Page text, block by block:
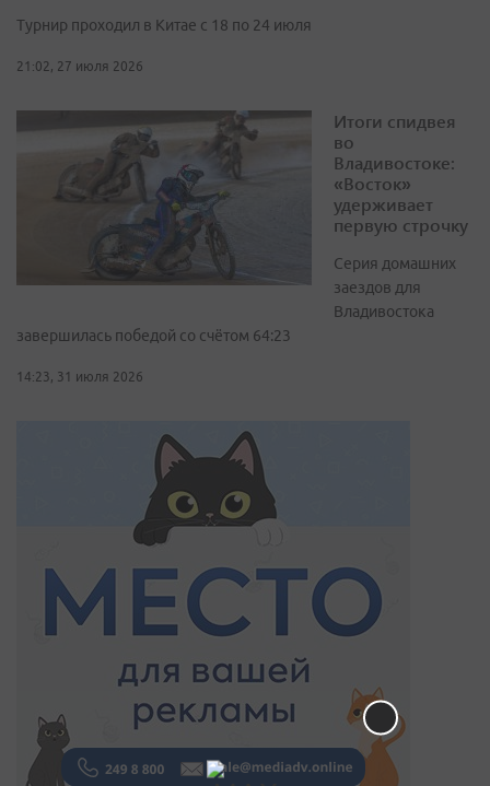
Турнир проходил в Китае с 18 по 24 июля
21:02, 27 июля 2026
Итоги спидвея
во
Владивостоке:
«Восток»
удерживает
первую строчку
Серия домашних
заездов для
Владивостока
завершилась победой со счётом 64:23
14:23, 31 июля 2026